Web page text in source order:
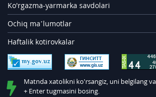
Ko'rgazma-yarmarka savdolari
Ochiq ma’lumotlar
Haftalik kotirovkalar
Matnda xatolikni ko'rsangiz, uni belgilang
+ Enter tugmasini bosing.